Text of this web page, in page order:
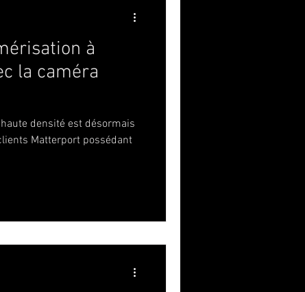
à
la caméra
densité est désormais
Matterport possédant